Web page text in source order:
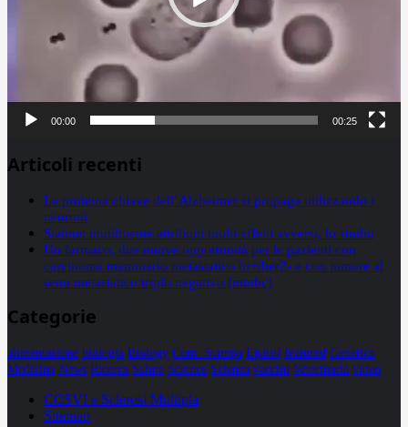
00:00 00:25
Articoli recenti
La proteina chiave dell’Alzheimer si propaga utilizzando i
neuroni
Statine: inutilmente attribuiti molti effetti avversi, lo studio
Un farmaco, due nuove opportunità per le pazienti con
carcinoma mammario metastatico hr+/her2- e con tumore al
seno metastatico triplo negativo (mtnbc)
Categorie
alimentazione biologia Biology Com. Stampa Epatiti featured Genetica
Medicina News Ricerca Salute Science Scienza vaccini Veterinaria video
CCSVI e Sclerosi Multipla
Sitemap